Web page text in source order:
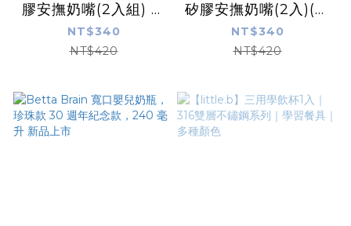
膠安撫奶嘴(2入組) 顏
色可選
NT$340
NT$420
矽膠安撫奶嘴(2入)(多
款可選) 另有6-18可選
NT$340
NT$420